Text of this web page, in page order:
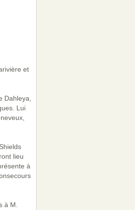
et
Dahleya,
Lui
lieu
à
à M.